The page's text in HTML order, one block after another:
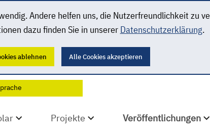
Andere helfen uns, die Nutzerfreundlichkeit zu
dazu finden Sie in unserer Datenschutzerklärung.
ablehnen Alle Cookies akzeptieren
Projekte Veröffentlichungen